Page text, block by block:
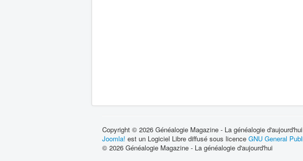
Copyright © 2026 Généalogie Magazine - La généalogie
Joomla! est un Logiciel Libre diffusé sous licence GNU General
© 2026 Généalogie Magazine - La généalogie d'aujourd'hui